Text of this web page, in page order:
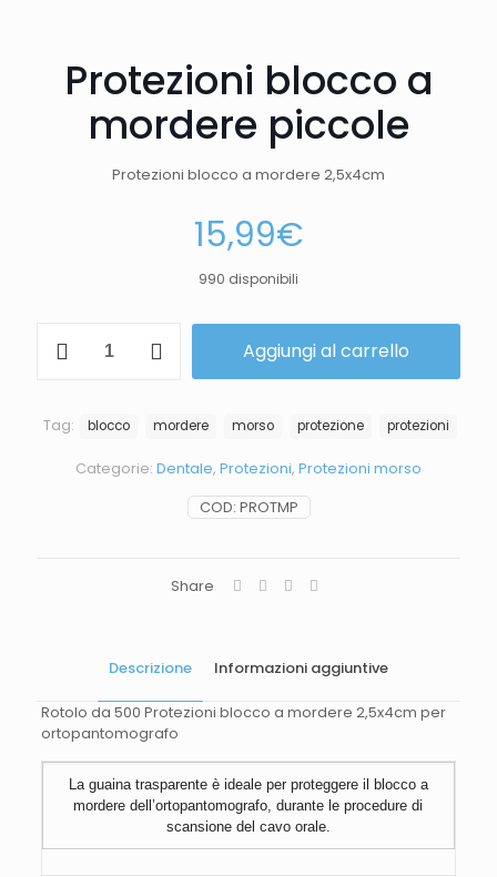
Protezioni blocco a
mordere piccole
Protezioni blocco a mordere 2,5x4cm
15,99€
990 disponibili
Aggiungi al carrello
COD: PROTMP
Categorie: Dentale, Protezioni, Protezioni morso
Tag: blocco mordere morso protezione protezioni
Share
Descrizione Informazioni aggiuntive
Rotolo da 500 Protezioni blocco a mordere 2,5x4cm per
ortopantomografo
La guaina trasparente è ideale per proteggere il blocco a
mordere dell’ortopantomografo, durante le procedure di
scansione del cavo orale.